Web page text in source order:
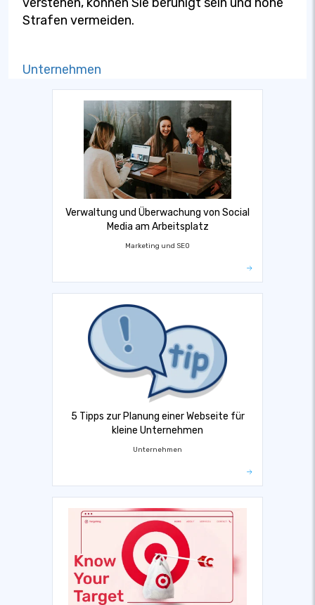
Strafen vermeiden.
Unternehmen
Verwaltung und Überwachung von Social
Media am Arbeitsplatz
Marketing und SEO
5 Tipps zur Planung einer Webseite für
kleine Unternehmen
Unternehmen